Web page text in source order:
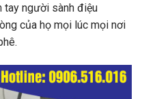
tay người sành điệu
của họ mọi lúc mọi nơi